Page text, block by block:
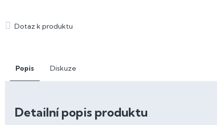
Popis Diskuze
Detailní popis produktu